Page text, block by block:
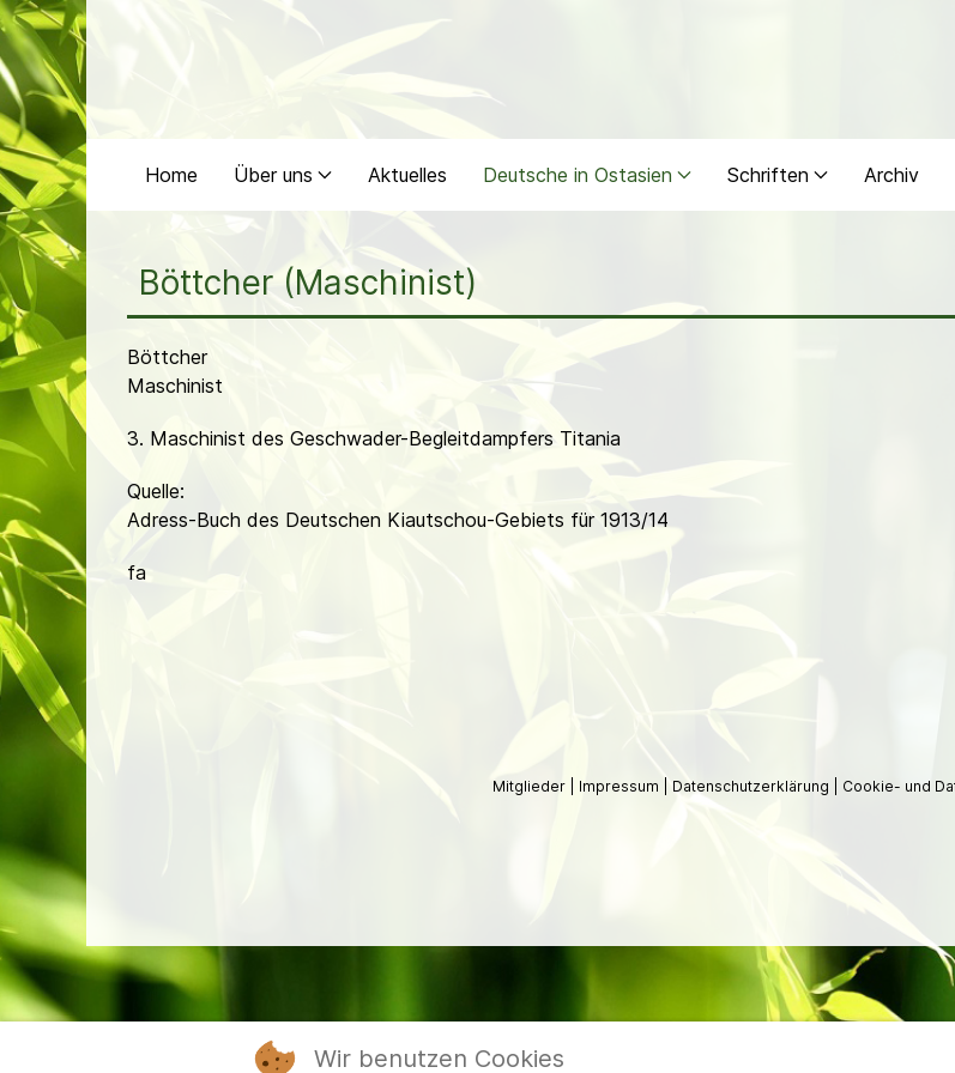
Home Über uns Aktuelles Deutsche in Ostasien Schriften Archiv
Böttcher (Maschinist)
Böttcher
Maschinist
3. Maschinist des Geschwader-Begleitdampfers Titania
Quelle:
Adress-Buch des Deutschen Kiautschou-Gebiets für 1913/14
fa
Mitglieder Impressum Datenschutzerklärung Cookie- und
Wir benutzen Cookies